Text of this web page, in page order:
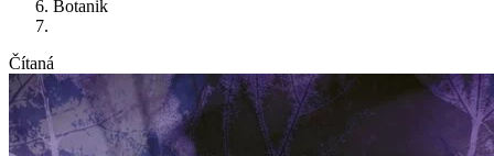
Botanik
Čítaná